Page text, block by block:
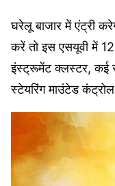
घरेलू बाजार में एंट्री
करें तो इस एसयूवी में
इंस्ट्रूमेंट क्लस्टर, कई
स्टेयरिंग माउंटेड